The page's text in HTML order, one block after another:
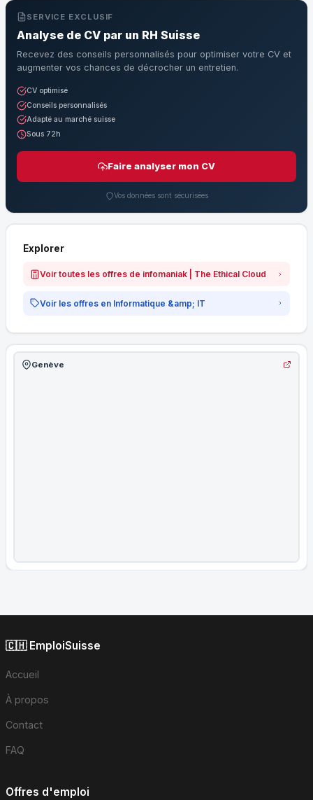
SERVICE EXCLUSIF
Analyse de CV par un RH Suisse
Recevez des conseils personnalisés pour optimiser votre CV et
augmenter vos chances de décrocher un entretien.
CV optimisé
Conseils personnalisés
Adapté au marché suisse
Sous 72h
Faire analyser mon CV
Vos données sont sécurisées
Explorer
Voir toutes les offres de infomaniak | The Ethical Cloud
Voir les offres en Informatique &amp; IT
Genève
🇨🇭 EmploiSuisse
Accueil
À propos
Contact
FAQ
Offres d'emploi